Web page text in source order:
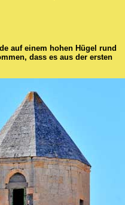
auf einem hohen Hügel rund
dass es aus der ersten